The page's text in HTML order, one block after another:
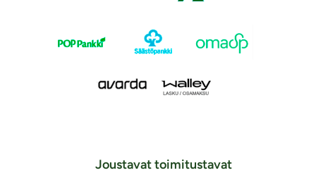
Joustavat toimitustavat